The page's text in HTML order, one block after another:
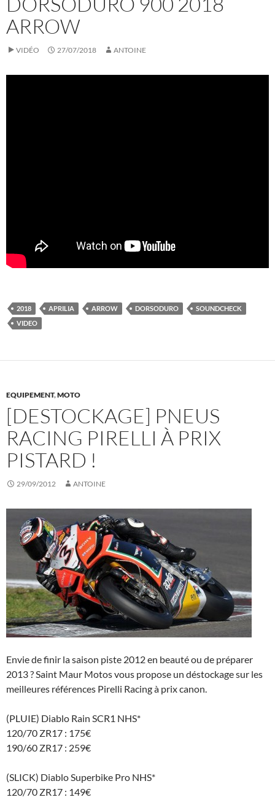
ARROW
VIDÉO 27/07/2018 ANTOINE
2018 APRILIA ARROW DORSODURO
SOUNDCHECK
VIDEO
EQUIPEMENT,MOTO
[DESTOCKAGE] PNEUS
RACING PIRELLI À PRIX
PISTARD !
29/09/2012 ANTOINE
Envie de finir la saison piste 2012 en beauté ou de préparer
2013 ? Saint Maur Motos vous propose un déstockage sur les
meilleures références Pirelli Racing à prix canon.
(PLUIE) Diablo Rain SCR1 NHS*
120/70 ZR17 : 175€
190/60 ZR17 : 259€
(SLICK) Diablo Superbike Pro NHS*
120/70 ZR17 : 149€